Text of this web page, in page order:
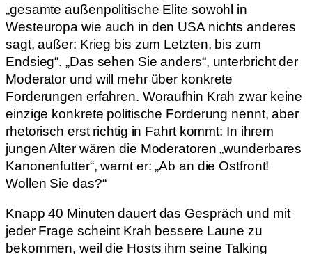
„gesamte außenpolitische Elite sowohl in
Westeuropa wie auch in den USA nichts anderes
sagt, außer: Krieg bis zum Letzten, bis zum
Endsieg“. „Das sehen Sie anders“, unterbricht der
Moderator und will mehr über konkrete
Forderungen erfahren. Woraufhin Krah zwar keine
einzige konkrete politische Forderung nennt, aber
rhetorisch erst richtig in Fahrt kommt: In ihrem
jungen Alter wären die Moderatoren „wunderbares
Kanonenfutter“, warnt er: „Ab an die Ostfront!
Wollen Sie das?“
Knapp 40 Minuten dauert das Gespräch und mit
jeder Frage scheint Krah bessere Laune zu
bekommen, weil die Hosts ihm seine Talking